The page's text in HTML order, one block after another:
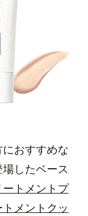
おすすめな
したベース
トメントプ
メントクッ